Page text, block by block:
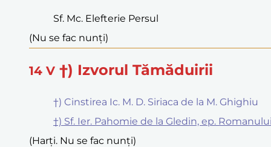
Sf. Mc. Elefterie Persul
(Nu se fac nunți)
14 V †) Izvorul Tămăduirii
†) Cinstirea Ic. M. D. Siriaca de la M. Ghighiu
†) Sf. Ier. Pahomie de la Gledin, ep. Romanului
(Harți. Nu se fac nunți)